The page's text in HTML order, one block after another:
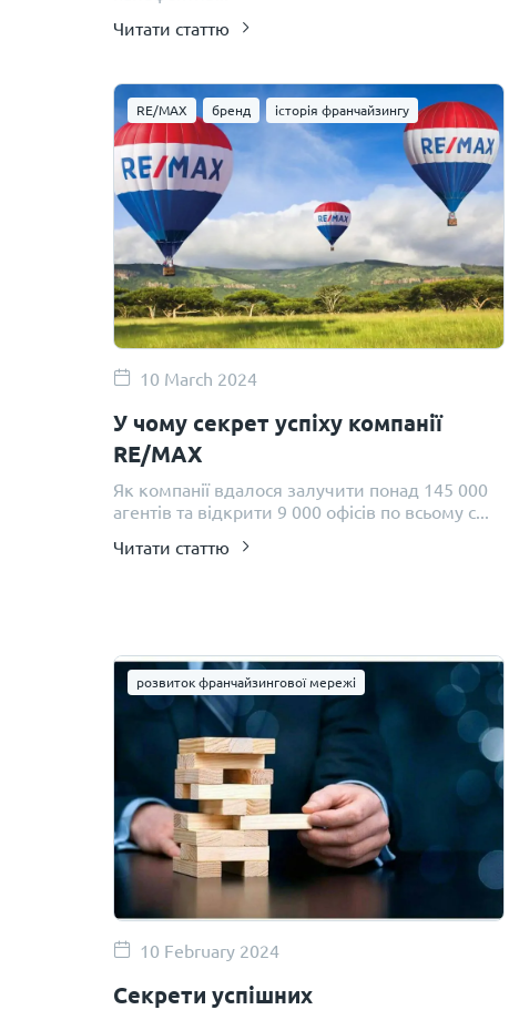
Читати статтю
RE/MAX бренд історія франчайзингу
10 March 2024
У чому секрет успіху компанії
RE/MAX
Як компанії вдалося залучити понад 145 000
агентів та відкрити 9 000 офісів по всьому с...
Читати статтю
розвиток франчайзингової мережі
10 February 2024
Секрети успішних